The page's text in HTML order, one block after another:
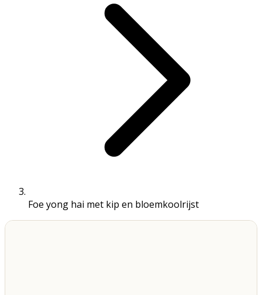
Foe yong hai met kip en bloemkoolrijst